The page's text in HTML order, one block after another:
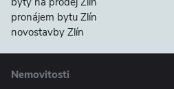
pronájem bytu Zlín
novostavby Zlín
Nemovitosti